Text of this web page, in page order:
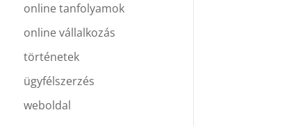
online tanfolyamok
online vállalkozás
történetek
ügyfélszerzés
weboldal